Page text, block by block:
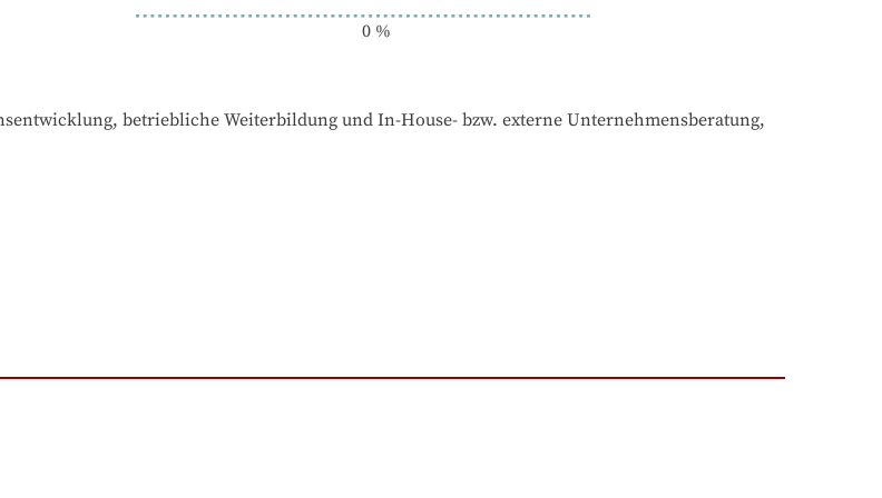
0%
betriebliche Weiterbildung und In-House- bzw. externe Unternehmensberatung,